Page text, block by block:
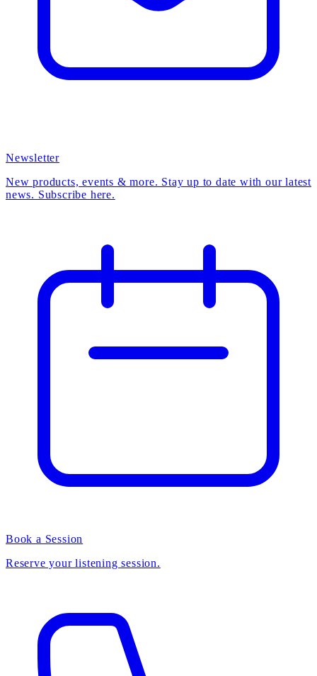
Newsletter
New products, events & more. Stay up to date with our latest
news. Subscribe here.
Book a Session
Reserve your listening session.